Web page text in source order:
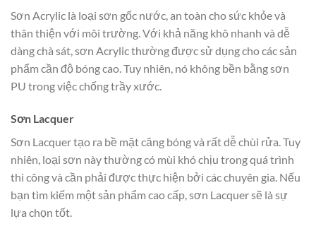
Sơn Acrylic là loại sơn gốc nước, an toàn cho sức khỏe và
thân thiện với môi trường. Với khả năng khô nhanh và dễ
dàng chà sát, sơn Acrylic thường được sử dụng cho các sản
phẩm cần độ bóng cao. Tuy nhiên, nó không bền bằng sơn
PU trong việc chống trầy xước.
Sơn Lacquer
Sơn Lacquer tạo ra bề mặt căng bóng và rất dễ chùi rửa. Tuy
nhiên, loại sơn này thường có mùi khó chịu trong quá trình
thi công và cần phải được thực hiện bởi các chuyên gia. Nếu
bạn tìm kiếm một sản phẩm cao cấp, sơn Lacquer sẽ là sự
lựa chọn tốt.